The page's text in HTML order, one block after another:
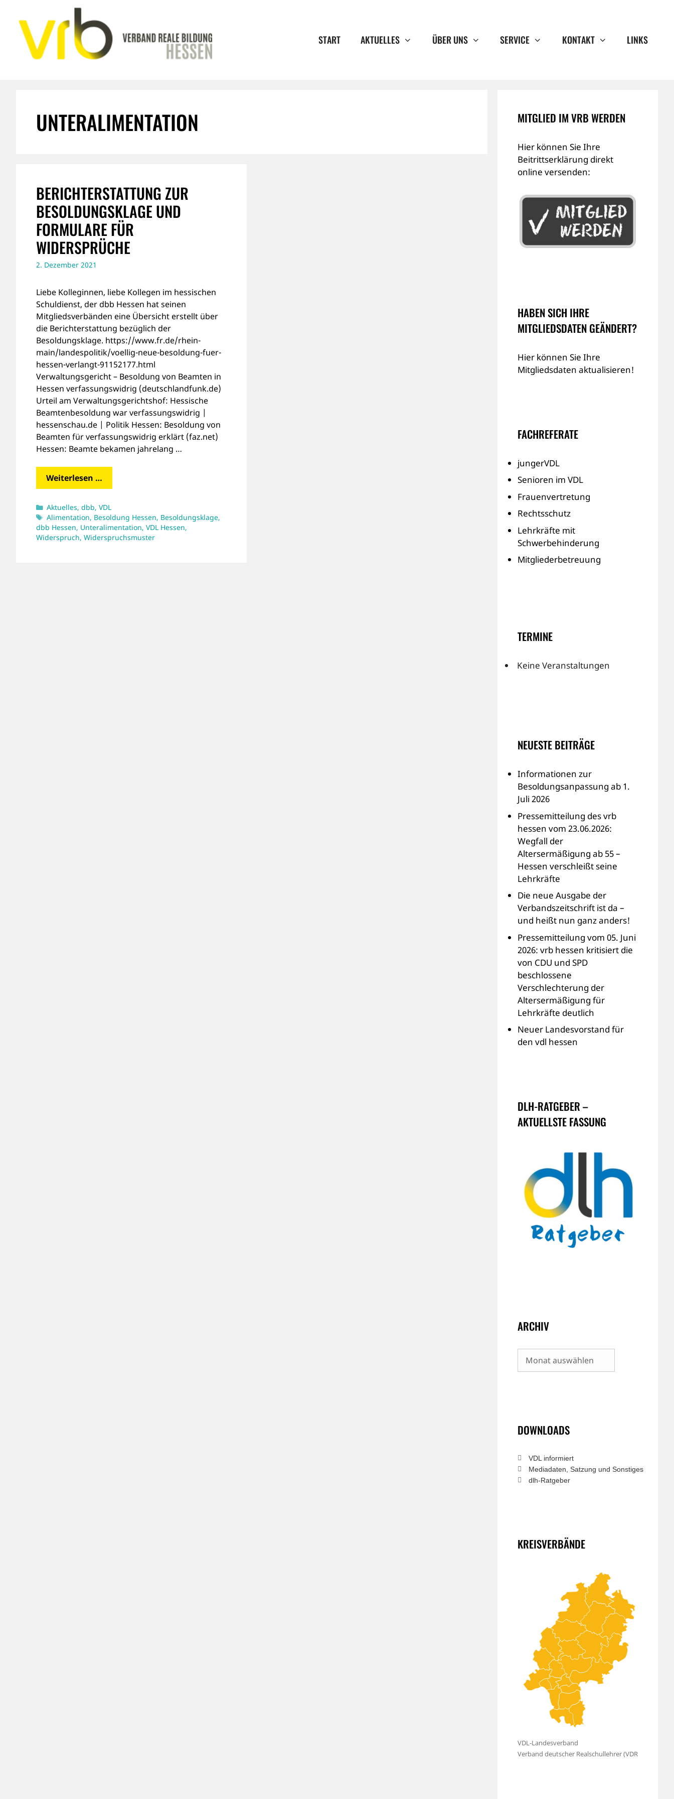
Inhalt
springen
START AKTUELLES ÜBER UNS SERVICE KONTAKT LINKS
UNTERALIMENTATION
BERICHTERSTATTUNG ZUR
BESOLDUNGSKLAGE UND
FORMULARE FÜR
WIDERSPRÜCHE
2. Dezember 2021
Liebe Kolleginnen, liebe Kollegen im hessischen
Schuldienst, der dbb Hessen hat seinen
Mitgliedsverbänden eine Übersicht erstellt über
die Berichterstattung bezüglich der
Besoldungsklage. https://www.fr.de/rhein-
main/landespolitik/voellig-neue-besoldung-fuer-
hessen-verlangt-91152177.html
Verwaltungsgericht – Besoldung von Beamten in
Hessen verfassungswidrig (deutschlandfunk.de)
Urteil am Verwaltungsgerichtshof: Hessische
Beamtenbesoldung war verfassungswidrig |
hessenschau.de | Politik Hessen: Besoldung von
Beamten für verfassungswidrig erklärt (faz.net)
Hessen: Beamte bekamen jahrelang …
Weiterlesen …
Kategorien
Aktuelles,dbb,VDL
Schlagwörter
Alimentation, Besoldung Hessen, Besoldungsklage,
dbb Hessen, Unteralimentation, VDL Hessen,
Widerspruch, Widerspruchsmuster
MITGLIED IM VRB WERDEN
Hier können Sie Ihre
Beitrittserklärung direkt
online versenden:
HABEN SICH IHRE
MITGLIEDSDATEN GEÄNDERT?
Hier können Sie Ihre
Mitgliedsdaten aktualisieren!
FACHREFERATE
jungerVDL
Senioren im VDL
Frauenvertretung
Rechtsschutz
Lehrkräfte mit
Schwerbehinderung
Mitgliederbetreuung
TERMINE
Keine Veranstaltungen
NEUESTE BEITRÄGE
Informationen zur
Besoldungsanpassung ab 1.
Juli 2026
Pressemitteilung des vrb
hessen vom 23.06.2026:
Wegfall der
Altersermäßigung ab 55 –
Hessen verschleißt seine
Lehrkräfte
Die neue Ausgabe der
Verbandszeitschrift ist da –
und heißt nun ganz anders!
Pressemitteilung vom 05. Juni
2026: vrb hessen kritisiert die
von CDU und SPD
beschlossene
Verschlechterung der
Altersermäßigung für
Lehrkräfte deutlich
Neuer Landesvorstand für
den vdl hessen
DLH-RATGEBER –
AKTUELLSTE FASSUNG
ARCHIV
Archiv
DOWNLOADS
VDL informiert
Mediadaten, Satzung und Sonstiges
dlh-Ratgeber
KREISVERBÄNDE